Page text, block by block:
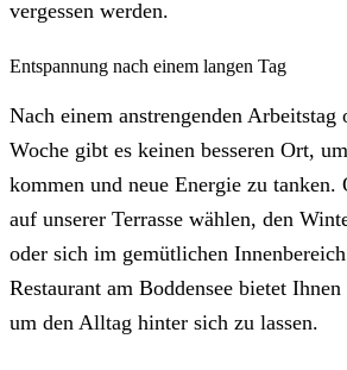
vergessen werden.
Entspannung nach einem langen Tag
Nach einem anstrengenden Arbeitstag
Woche gibt es keinen besseren Ort,
kommen und neue Energie zu tanken.
auf unserer Terrasse wählen, den
oder sich im gemütlichen
Restaurant am Boddensee bietet
um den Alltag hinter sich zu lassen.